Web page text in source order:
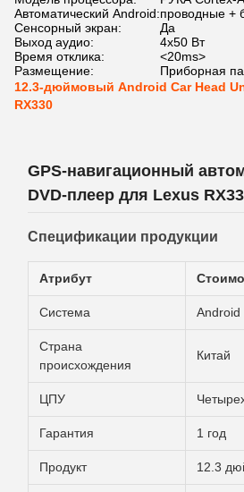
Автоматический Android:проводные +
Сенсорный экран:
Да
Выход аудио:
4х50 Вт
Время отклика:
<20ms>
Размещение:
Приборная
12.3-дюймовый Android Car Head
RX330
GPS-навигационный
DVD-плеер для Lexus
Спецификации продукции
Атрибут
Система Android
Страна
происхождения
Китай
ЦПУ
Гарантия 1 год
Продукт 12.3